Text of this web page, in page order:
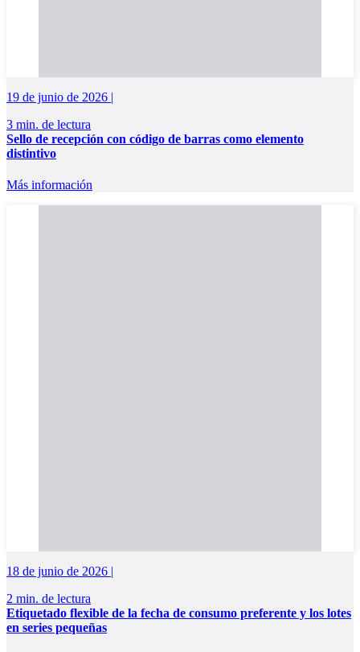
19 de junio de 2026 |
3 min. de lectura
Sello de recepción con código de barras como elemento
distintivo
Más información
18 de junio de 2026 |
2 min. de lectura
Etiquetado flexible de la fecha de consumo preferente y los lotes
en series pequeñas